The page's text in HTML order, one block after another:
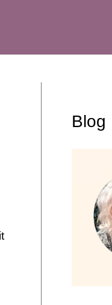
Blog